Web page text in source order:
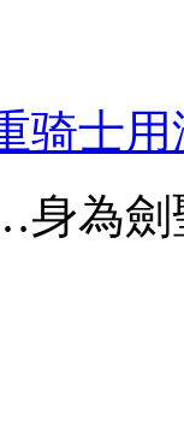
骑士
身為劍